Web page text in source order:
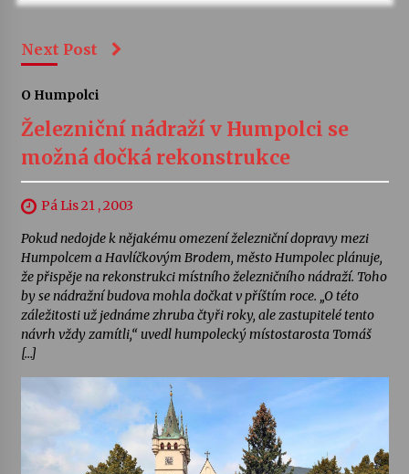
Next Post
O Humpolci
Železniční nádraží v Humpolci se
možná dočká rekonstrukce
Pá Lis 21 , 2003
Pokud nedojde k nějakému omezení železniční dopravy mezi
Humpolcem a Havlíčkovým Brodem, město Humpolec plánuje,
že přispěje na rekonstrukci místního železničního nádraží. Toho
by se nádražní budova mohla dočkat v příštím roce. „O této
záležitosti už jednáme zhruba čtyři roky, ale zastupitelé tento
návrh vždy zamítli,“ uvedl humpolecký místostarosta Tomáš
[…]